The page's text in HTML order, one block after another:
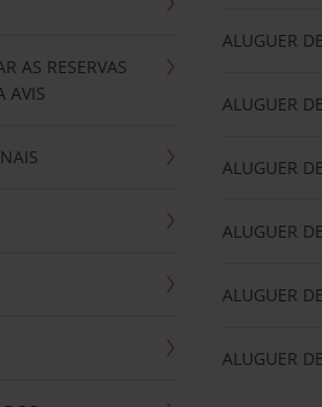
AS RESERVAS
AVIS
ALUGUER
ALUGUER
ALUGUER
ALUGUER
ALUGUER
ALUGUER